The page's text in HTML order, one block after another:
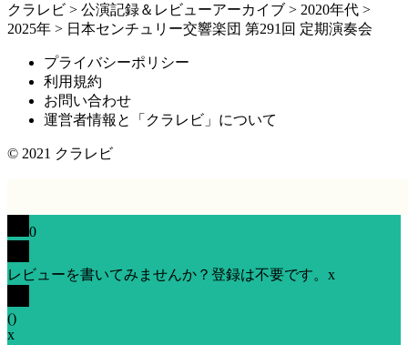
クラレビ > 公演記録＆レビューアーカイブ > 2020年代 >
2025年 > 日本センチュリー交響楽団 第291回 定期演奏会
プライバシーポリシー
利用規約
お問い合わせ
運営者情報と「クラレビ」について
© 2021 クラレビ
0
レビューを書いてみませんか？登録は不要です。 x
()
x